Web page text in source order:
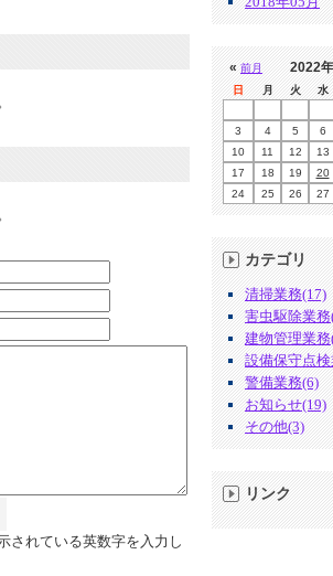
されている英数字を入力し
«前月 2022
日 月 火 水
3
4 5 6
10
11 12 13
17
18 19 20
24
25 26 27
カテゴリ
清掃業務(17)
害虫駆除業務
建物管理業務
設備保守点
警備業務(6)
お知らせ(19)
その他(3)
リンク